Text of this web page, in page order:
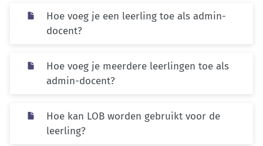
Hoe voeg je een leerling toe als admin-
docent?
Hoe voeg je meerdere leerlingen toe als
admin-docent?
Hoe kan LOB worden gebruikt voor de
leerling?